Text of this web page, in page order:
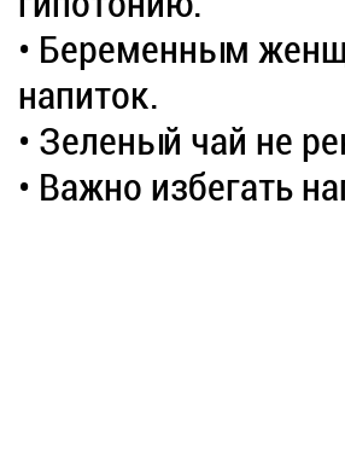
• Беременным
напиток.
• Зеленый чай не
• Важно избегать